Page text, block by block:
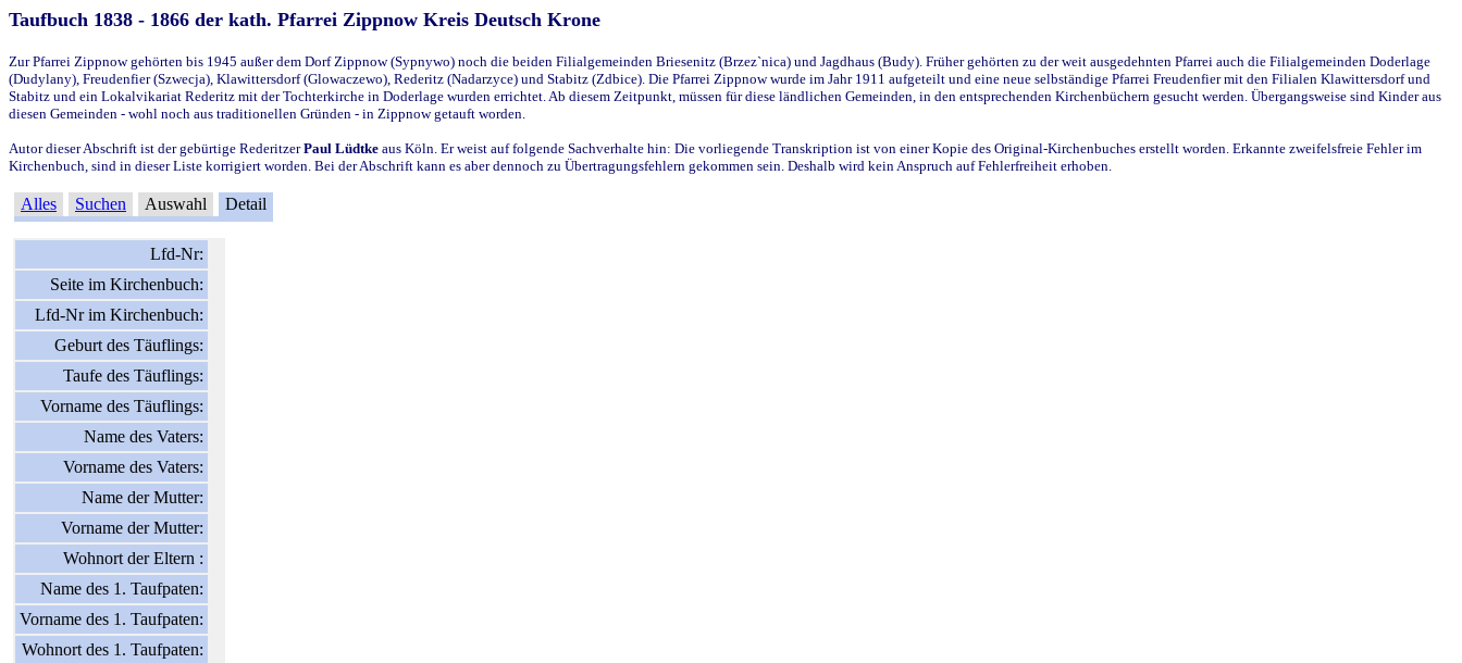
Taufbuch 1838 - 1866 der kath. Pfarrei Zippnow Kreis Deutsch Krone
Zur Pfarrei Zippnow gehörten bis 1945 außer dem Dorf Zippnow (Sypnywo) noch die beiden Filialgemeinden Briesenitz (Brzez`nica) und Jagdhaus (Budy). Früher gehörten zu der weit ausgedehnten Pfarrei auch die Filialgemeinden Doderlage
(Dudylany), Freudenfier (Szwecja), Klawittersdorf (Glowaczewo), Rederitz (Nadarzyce) und Stabitz (Zdbice). Die Pfarrei Zippnow wurde im Jahr 1911 aufgeteilt und eine neue selbständige Pfarrei Freudenfier mit den Filialen Klawittersdorf und
Stabitz und ein Lokalvikariat Rederitz mit der Tochterkirche in Doderlage wurden errichtet. Ab diesem Zeitpunkt, müssen für diese ländlichen Gemeinden, in den entsprechenden Kirchenbüchern gesucht werden. Übergangsweise sind Kinder aus
diesen Gemeinden - wohl noch aus traditionellen Gründen - in Zippnow getauft worden.
Autor dieser Abschrift ist der gebürtige RederitzerPaul Lüdtke aus Köln. Er weist auf folgende Sachverhalte hin: Die vorliegende Transkription ist von einer Kopie des Original-Kirchenbuches erstellt worden. Erkannte zweifelsfreie Fehler im
Kirchenbuch, sind in dieser Liste korrigiert worden. Bei der Abschrift kann es aber dennoch zu Übertragungsfehlern gekommen sein. Deshalb wird kein Anspruch auf Fehlerfreiheit erhoben.
Alles Suchen Auswahl Detail
Lfd-Nr:
Seite im Kirchenbuch:
Lfd-Nr im Kirchenbuch:
Geburt des Täuflings:
Taufe des Täuflings:
Vorname des Täuflings:
Name des Vaters:
Vorname des Vaters:
Name der Mutter:
Vorname der Mutter:
Wohnort der Eltern :
Name des 1. Taufpaten:
Vorname des 1. Taufpaten:
Wohnort des 1. Taufpaten: